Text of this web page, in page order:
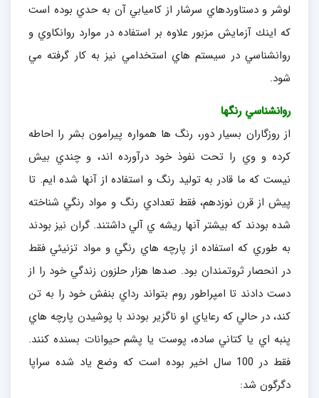
لوشر و دستاوردهاي سرشار از كاميابي آن به حدي بوده است
كه اينك آزمايش مزبور علاوه بر استفاده در موارد روانكاوي و
روانشناسي در سيستم هاي استخدامي نيز به كار گرفته مي
شود.
روانشناسي رنگها
از روزگاران بسيار دور، رنگ ها همواره پيرامون بشر را احاطه
كرده و وي را تحت نفوذ خود درآورده اند، و چندي بيش
نيست كه ما قادر به توليد رنگ و استفاده از آنها شده ايم. تا
پيش از قرن نوزدهم،‌ فقط تعدادي رنگ و مواد رنگي شناخته
شده بودند كه بيشتر آنها ريشه ي آلي داشتند. گران نيز بودند
به طوري كه استفاده از پارچه هاي رنگي و مواد تزنيئي فقط
در انحصار ثروتمندان بود. صدها هزار حلزون زندگي خود را از
دست دادند تا امپراطور روم بتواند رداي بنفش خود را به تن
كند، در حالي كه رعاياي او ناگزير بودند با پوشيدن پارچه هاي
پنبه اي يا كتاني ساده، پوست يا پشم حيوانات بسنده كنند.
فقط در 100 سال اخير بوده است كه وضع ياد شده سراپا
دگرگون شد: